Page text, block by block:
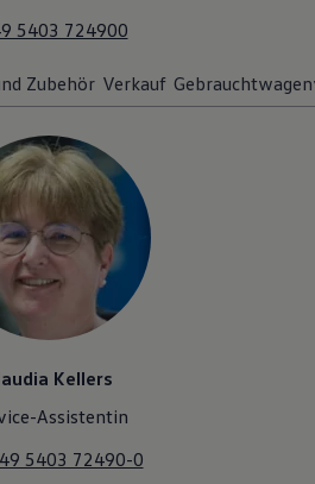
5403 724900
Zubehör Verkauf
Kellers
Assistentin
5403 72490-0